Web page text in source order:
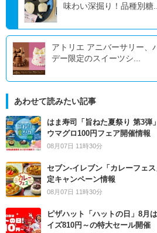
味わい深掘り！品種別糖...
アトリエ アニバーサリー、
デー限定のスイーツシ...
あわせて読みたい記事
はま寿司「旨ねた夏祭り 第3弾
ウマグロ100円フェア開催情報
08月07日 11時30分
セブン‐イレブン「カレーフェ
定キャンペーン情報
08月07日 11時30分
ピザハット「ハットの日」8月
イズ810円～の特大セール開催